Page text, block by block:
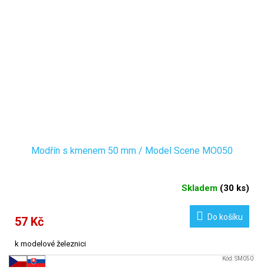
Modřín s kmenem 50 mm / Model Scene MO050
Skladem (30 ks)
57 Kč Do košíku
k modelové železnici
Kód:SM050